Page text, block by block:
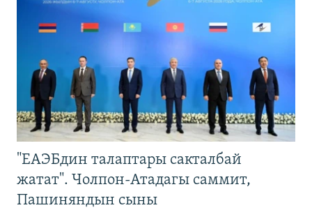
"ЕАЭБдин талаптары сакталбай
жатат". Чолпон-Атадагы саммит,
Пашиняндын сыны